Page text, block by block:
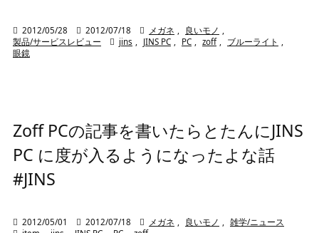
 2012/05/28  2012/07/18  メガネ , 良いモノ ,
製品/サービスレビュー
 jins , JINS PC , PC , zoff , ブルーライト ,
眼鏡
Zoff PCの記事を書いたらとたんにJINS
PC に度が入るようになったよな話
#JINS
 2012/05/01  2012/07/18  メガネ , 良いモノ , 雑学/ニュース